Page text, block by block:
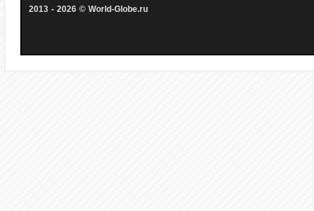
2013 - 2026 © World-Globe.ru